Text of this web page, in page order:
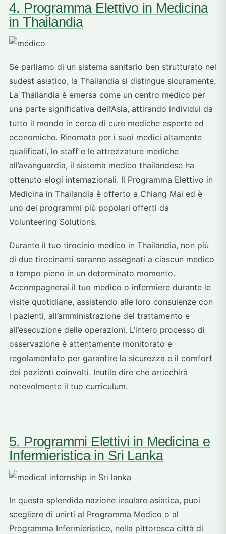
4. Programma Elettivo in Medicina
in Thailandia
Se parliamo di un sistema sanitario ben strutturato nel
sudest asiatico, la Thailandia si distingue sicuramente.
La Thailandia è emersa come un centro medico per
una parte significativa dell’Asia, attirando individui da
tutto il mondo in cerca di cure mediche esperte ed
economiche. Rinomata per i suoi medici altamente
qualificati, lo staff e le attrezzature mediche
all’avanguardia, il sistema medico thailandese ha
ottenuto elogi internazionali. Il Programma Elettivo in
Medicina in Thailandia è offerto a Chiang Mai ed è
uno dei programmi più popolari offerti da
Volunteering Solutions.
Durante il tuo tirocinio medico in Thailandia, non più
di due tirocinanti saranno assegnati a ciascun medico
a tempo pieno in un determinato momento.
Accompagnerai il tuo medico o infermiere durante le
visite quotidiane, assistendo alle loro consulenze con
i pazienti, all’amministrazione del trattamento e
all’esecuzione delle operazioni. L’intero processo di
osservazione è attentamente monitorato e
regolamentato per garantire la sicurezza e il comfort
dei pazienti coinvolti. Inutile dire che arricchirà
notevolmente il tuo curriculum.
5. Programmi Elettivi in Medicina e
Infermieristica in Sri Lanka
In questa splendida nazione insulare asiatica, puoi
scegliere di unirti al Programma Medico o al
Programma Infermieristico, nella pittoresca città di